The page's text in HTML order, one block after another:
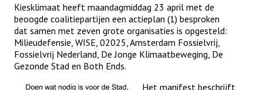
Kiesklimaat heeft maandagmiddag 23 april met de
beoogde coalitiepartijen een actieplan (1) besproken
dat samen met zeven grote organisaties is opgesteld:
Milieudefensie, WISE, 02025, Amsterdam Fossielvrij,
Fossielvrij Nederland, De Jonge Klimaatbeweging, De
Gezonde Stad en Both Ends.
Het manifest beschrijft